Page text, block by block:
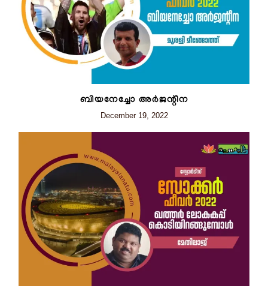
ബിയനേച്ചോ അർജന്റീന
December 19, 2022